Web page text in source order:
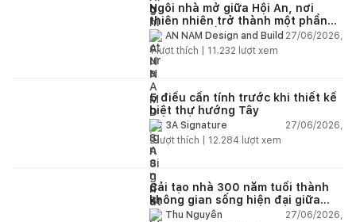
Ngôi nhà mở giữa Hội An, nơi
thiên nhiên trở thành một phần
của cuộc sống
AN NAM Design and Build 27/06/2026,
1lượt thích | 11.232 lượt xem
5 điều cần tính trước khi thiết kế
biệt thự hướng Tây
3A Signature
27/06/2026,
2lượt thích | 12.284 lượt xem
Cải tạo nhà 300 năm tuổi thành
không gian sống hiện đại giữa
thiên nhiên
Thu Nguyễn
27/06/2026,